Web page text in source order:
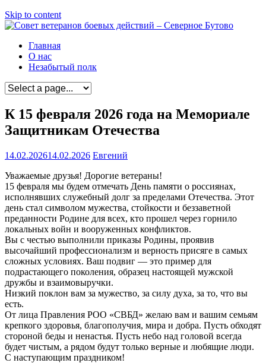
Skip to content
Главная
О нас
Незабытый полк
К 15 февраля 2026 года на Мемориале
Защитникам Отечества
14.02.202614.02.2026 Евгений
Уважаемые друзья! Дорогие ветераны!
15 февраля мы будем отмечать День памяти о россиянах,
исполнявших служебный долг за пределами Отечества. Этот
день стал символом мужества, стойкости и беззаветной
преданности Родине для всех, кто прошел через горнило
локальных войн и вооруженных конфликтов.
Вы с честью выполнили приказы Родины, проявив
высочайший профессионализм и верность присяге в самых
сложных условиях. Ваш подвиг — это пример для
подрастающего поколения, образец настоящей мужской
дружбы и взаимовыручки.
Низкий поклон вам за мужество, за силу духа, за то, что вы
есть.
От лица Правления РОО «СВБД» желаю вам и вашим семьям
крепкого здоровья, благополучия, мира и добра. Пусть обходят
стороной беды и ненастья. Пусть небо над головой всегда
будет чистым, а рядом будут только верные и любящие люди.
С наступающим праздником!